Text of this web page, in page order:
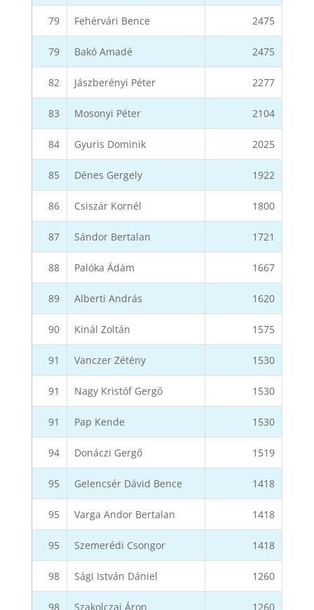
79 Fehérvári Bence 2475
79 Bakó Amadé 2475
82 Jászberényi Péter 2277
83 Mosonyi Péter 2104
84 Gyuris Dominik 2025
85 Dénes Gergely 1922
86 Csiszár Kornél 1800
87 Sándor Bertalan 1721
88 Palóka Ádám 1667
89 Alberti András 1620
90 Kinál Zoltán 1575
91 Vanczer Zétény 1530
91 Nagy Kristóf Gergő 1530
91 Pap Kende 1530
94 Donáczi Gergő 1519
95 Gelencsér Dávid Bence 1418
95 Varga Andor Bertalan 1418
95 Szemerédi Csongor 1418
98 Sági István Dániel 1260
98 Szakolczai Áron 1260